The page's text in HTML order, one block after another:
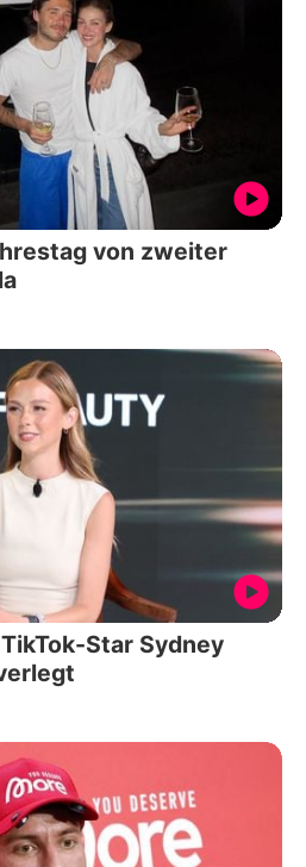
von zweiter
Star Sydney